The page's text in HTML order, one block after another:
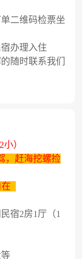
二维码检票坐
办理入住
随时联系我们
）
，赶海挖螺捡
宿2房1厅（1